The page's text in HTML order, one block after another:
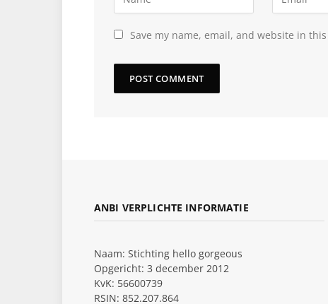
Save my name, email, and website in
ANBI VERPLICHTE INFORMATIE
Naam: Stichting hello gorgeous
Opgericht: 3 december 2012
KvK: 56600739
RSIN: 852.207.864